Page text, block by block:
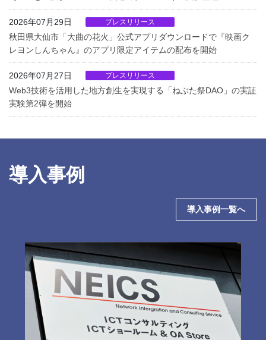
2026年07月29日 プレスリリース
秋田県大仙市「大曲の花火」公式アプリダウンロードで『映画ク
レヨンしんちゃん』のアプリ限定アイテムの配布を開始
2026年07月27日 プレスリリース
Web3技術を活用した地方創生を実現する「ねぶた祭DAO」の実証
実験第2弾を開始
導入事例
導入事例一覧へ